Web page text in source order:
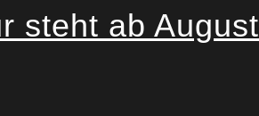
steht ab